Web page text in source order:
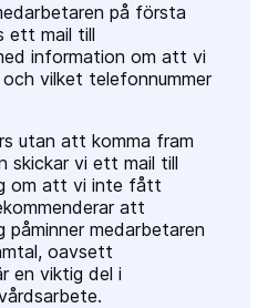
på första
ett mail till
information om att vi
vilket telefonnummer
utan att komma fram
skickar vi ett mail till
om att vi inte fått
att
påminner medarbetaren
oavsett
en viktig del i